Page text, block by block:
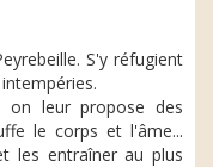
S'y réfugient
leur propose des
le corps et l'âme...
les entraîner au plus